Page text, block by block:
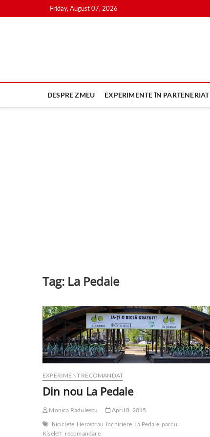
to
Friday, August 07, 2026
DESPRE ZMEU EXPERIMENTE ÎN PARTENERIAT
Tag: La Pedale
EXPERIMENT RECOMANDAT
Din nou La Pedale
Monica Radulescu
April 8, 2015
biciclete Herastrau închiriere La Pedale parcul
Kiseleff recomandare